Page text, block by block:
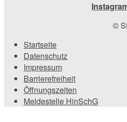
©
Startseite
Datenschutz
Impressum
Barrierefreiheit
Öffnungszeiten
Meldestelle HinSchG